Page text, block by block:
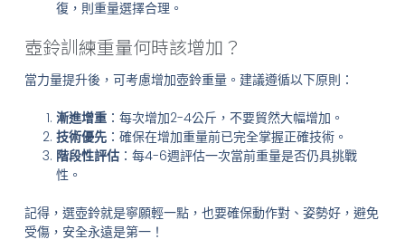
復，則重量選擇合理。
壺鈴訓練重量何時該增加？
當力量提升後，可考慮增加壺鈴重量。建議遵循以下原則：
漸進增重：每次增加2-4公斤，不要貿然大幅增加。
技術優先：確保在增加重量前已完全掌握正確技術。
階段性評估：每4-6週評估一次當前重量是否仍具挑戰
性。
記得，選壺鈴就是寧願輕一點，也要確保動作對、姿勢好，避免
受傷，安全永遠是第一！